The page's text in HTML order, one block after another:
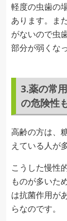
軽度の虫歯の
あります。ま
がないので虫
部分が弱くな
3.薬の常
の危険性
高齢の方は、
えている人が
こうした慢性
ものが多いた
は抗菌作用が
らなのです。